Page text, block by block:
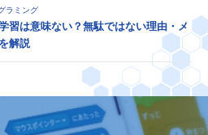
ラミング
習は意味ない？無駄ではない理由・メ
解説